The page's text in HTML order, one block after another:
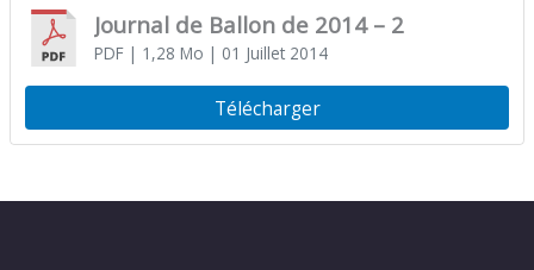
Journal de Ballon de 2014 – 2
PDF| 1,28 Mo | 01 Juillet 2014
Télécharger